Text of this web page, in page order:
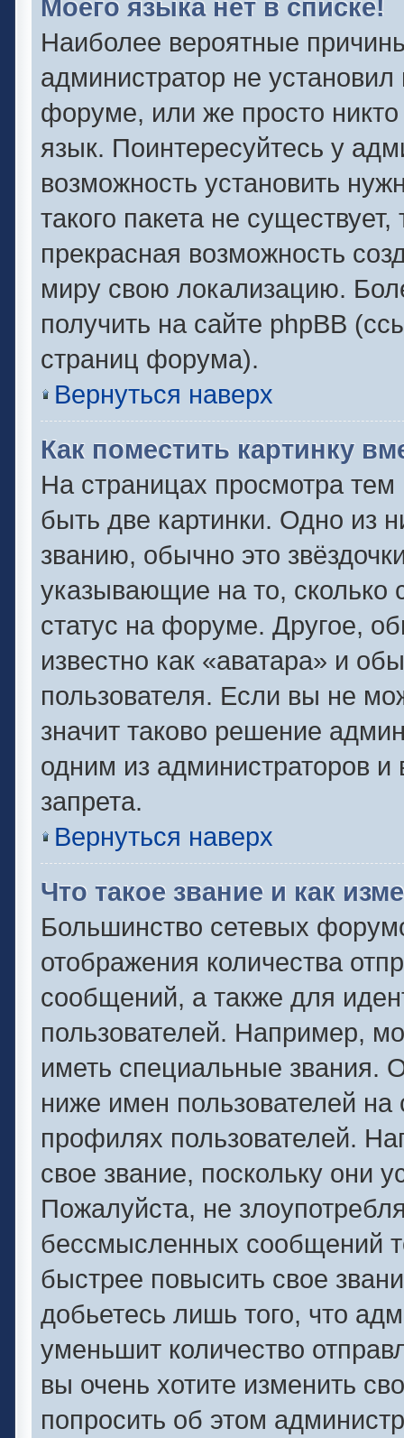
Моего языка нет в списке!
Наиболее вероятные
администратор не
форуме, или же просто
язык. Поинтересуйтесь у
возможность установить
такого пакета не
прекрасная возможность
миру свою локализацию.
получить на сайте phpBB
страниц форума).
Вернуться наверх
Как поместить картинку
На страницах просмотра
быть две картинки. Одно из
званию, обычно это
указывающие на то,
статус на форуме. Другое,
известно как «аватара» и
пользователя. Если вы не
значит таково решение
одним из администраторов и
запрета.
Вернуться наверх
Что такое звание и как
Большинство сетевых
отображения количества
сообщений, а также для
пользователей. Например,
иметь специальные звания.
ниже имен пользователей
профилях пользователей.
свое звание, поскольку они
Пожалуйста, не
бессмысленных сообщений
быстрее повысить свое
добьетесь лишь того, что
уменьшит количество
вы очень хотите изменить
попросить об этом